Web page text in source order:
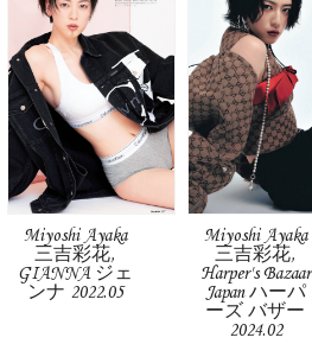
Miyoshi Ayaka
三吉彩花,
GIANNA ジェ
ンナ 2022.05
Miyoshi Ayaka
三吉彩花,
Harper's Bazaar
Japan ハーパ
ーズ バザー
2024.02